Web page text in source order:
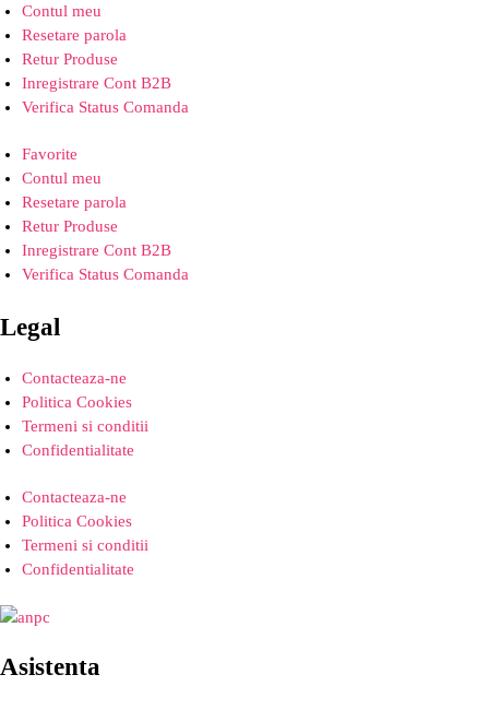
Contul meu
Resetare parola
Retur Produse
Inregistrare Cont B2B
Verifica Status Comanda
Favorite
Contul meu
Resetare parola
Retur Produse
Inregistrare Cont B2B
Verifica Status Comanda
Legal
Contacteaza-ne
Politica Cookies
Termeni si conditii
Confidentialitate
Contacteaza-ne
Politica Cookies
Termeni si conditii
Confidentialitate
Asistenta